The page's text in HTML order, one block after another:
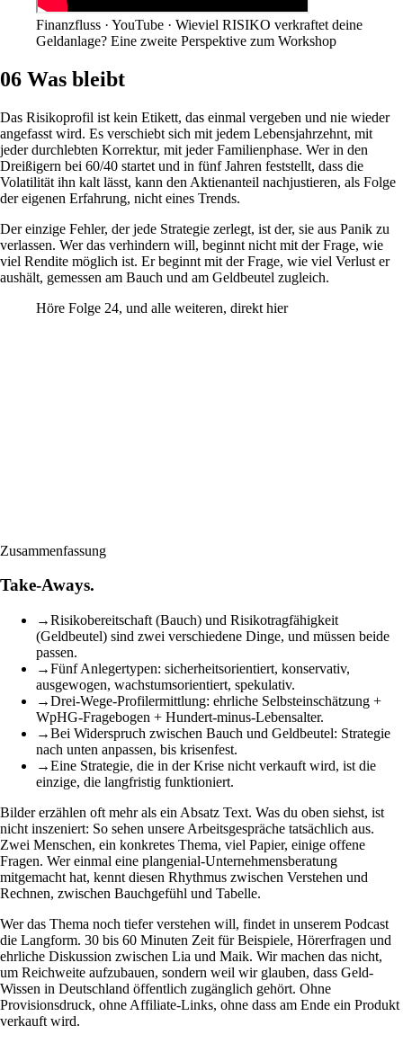
Finanzfluss · YouTube · Wieviel RISIKO verkraftet deine
Geldanlage? Eine zweite Perspektive zum Workshop
06 Was bleibt
Das Risikoprofil ist kein Etikett, das einmal vergeben und nie wieder
angefasst wird. Es verschiebt sich mit jedem Lebensjahrzehnt, mit
jeder durchlebten Korrektur, mit jeder Familienphase. Wer in den
Dreißigern bei 60/40 startet und in fünf Jahren feststellt, dass die
Volatilität ihn kalt lässt, kann den Aktienanteil nachjustieren, als Folge
der eigenen Erfahrung, nicht eines Trends.
Der einzige Fehler, der jede Strategie zerlegt, ist der, sie aus Panik zu
verlassen. Wer das verhindern will, beginnt nicht mit der Frage, wie
viel Rendite möglich ist. Er beginnt mit der Frage, wie viel Verlust er
aushält, gemessen am Bauch und am Geldbeutel zugleich.
Höre Folge 24, und alle weiteren, direkt hier
Zusammenfassung
Take-Aways.
→Risikobereitschaft (Bauch) und Risikotragfähigkeit
(Geldbeutel) sind zwei verschiedene Dinge, und müssen beide
passen.
→Fünf Anlegertypen: sicherheitsorientiert, konservativ,
ausgewogen, wachstumsorientiert, spekulativ.
→Drei-Wege-Profilermittlung: ehrliche Selbsteinschätzung +
WpHG-Fragebogen + Hundert-minus-Lebensalter.
→Bei Widerspruch zwischen Bauch und Geldbeutel: Strategie
nach unten anpassen, bis krisenfest.
→Eine Strategie, die in der Krise nicht verkauft wird, ist die
einzige, die langfristig funktioniert.
Bilder erzählen oft mehr als ein Absatz Text. Was du oben siehst, ist
nicht inszeniert: So sehen unsere Arbeitsgespräche tatsächlich aus.
Zwei Menschen, ein konkretes Thema, viel Papier, einige offene
Fragen. Wer einmal eine plangenial-Unternehmensberatung
mitgemacht hat, kennt diesen Rhythmus zwischen Verstehen und
Rechnen, zwischen Bauchgefühl und Tabelle.
Wer das Thema noch tiefer verstehen will, findet in unserem Podcast
die Langform. 30 bis 60 Minuten Zeit für Beispiele, Hörerfragen und
ehrliche Diskussion zwischen Lia und Maik. Wir machen das nicht,
um Reichweite aufzubauen, sondern weil wir glauben, dass Geld-
Wissen in Deutschland öffentlich zugänglich gehört. Ohne
Provisionsdruck, ohne Affiliate-Links, ohne dass am Ende ein Produkt
verkauft wird.